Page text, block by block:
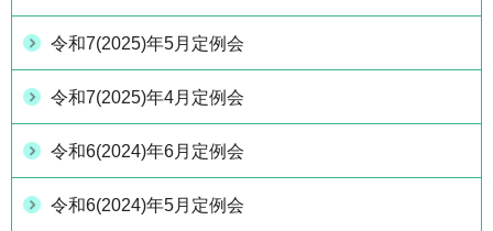
令和7(2025)年5月定例会
令和7(2025)年4月定例会
令和6(2024)年6月定例会
令和6(2024)年5月定例会